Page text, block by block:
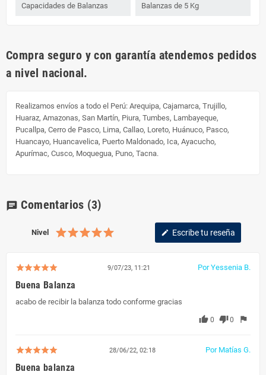
Capacidades de Balanzas Balanzas de 5 Kg
Compra seguro y con garantía atendemos pedidos
a nivel nacional.
Realizamos envíos a todo el Perú: Arequipa, Cajamarca, Trujillo,
Huaraz, Amazonas, San Martín, Piura, Tumbes, Lambayeque,
Pucallpa, Cerro de Pasco, Lima, Callao, Loreto, Huánuco, Pasco,
Huancayo, Huancavelica, Puerto Maldonado, Ica, Ayacucho,
Apurímac, Cusco, Moquegua, Puno, Tacna.
chat Comentarios (3)
Nivel edit Escribe tu reseña
9/07/23, 11:21 Por Yessenia B.
Buena Balanza
acabo de recibir la balanza todo conforme gracias
thumb_up 0 thumb_down0 flag
28/06/22, 02:18 Por Matías G.
Buena balanza